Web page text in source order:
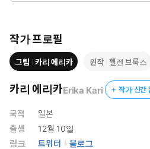
작가 프로필
그림 카리 에리카 원작 헬렌 브룩스
카리 에리카Erika Kari 작가 신간
국적
일본
출생
12월 10일
링크
트위터 블로그